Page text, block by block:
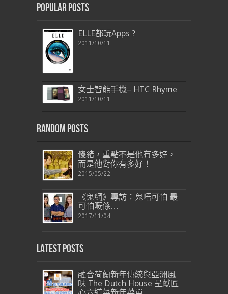
Popular Posts
ELLE都玩Apps ?
2011/10/11
女士智能手機– HTC Rhyme
2011/10/11
Random Posts
傻豬，重點不是他有多好，
而是他對你有多好！
2015/05/22
《鬼網》專訪：鬼唔可怕 最
可怕嘅係…
2017/11/04
Latest Posts
融合荷蘭新年傳統與亞洲風
味 The Dutch House 呈獻匠